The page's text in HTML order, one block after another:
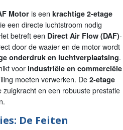
Motoris een krachtige 2-etage
een directe luchtstroom nodig
betreft een Direct Air Flow (DAF)-
door de waaier en de motor wordt
onderdruk en luchtverplaatsing.
voor industriële en commerciële
moeten verwerken. De 2-etage
en een robuuste prestatie
De Feiten